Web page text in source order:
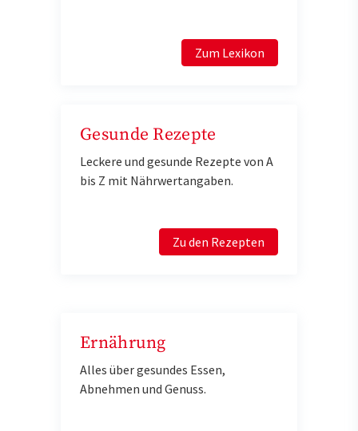
Zum Lexikon
Gesunde Rezepte
Leckere und gesunde Rezepte von A
bis Z mit Nährwertangaben.
Zu den Rezepten
Ernährung
Alles über gesundes Essen,
Abnehmen und Genuss.